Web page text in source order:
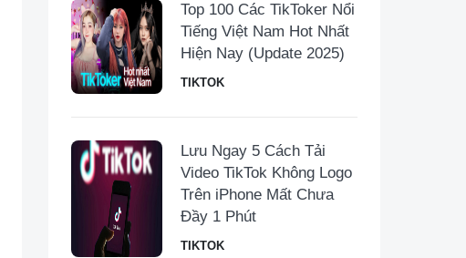
Top 100 Các TikToker Nổi
Tiếng Việt Nam Hot Nhất
Hiện Nay (Update 2025)
TIKTOK
Lưu Ngay 5 Cách Tải
Video TikTok Không Logo
Trên iPhone Mất Chưa
Đầy 1 Phút
TIKTOK